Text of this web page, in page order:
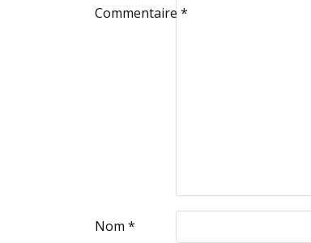
Commentaire *
Nom *